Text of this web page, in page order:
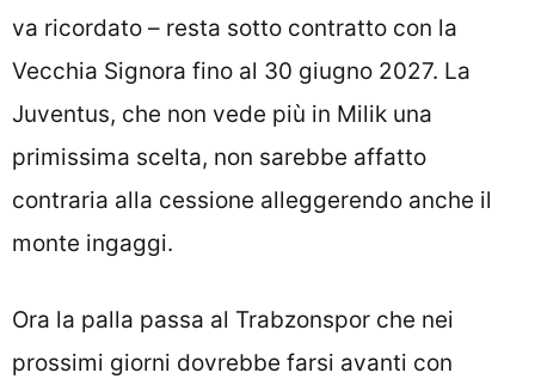
va ricordato – resta sotto contratto con la
Vecchia Signora fino al 30 giugno 2027. La
Juventus, che non vede più in Milik una
primissima scelta, non sarebbe affatto
contraria alla cessione alleggerendo anche il
monte ingaggi.
Ora la palla passa al Trabzonspor che nei
prossimi giorni dovrebbe farsi avanti con